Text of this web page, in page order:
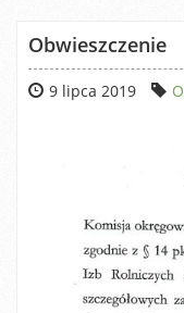
Obwieszczenie
9 lipca 2019